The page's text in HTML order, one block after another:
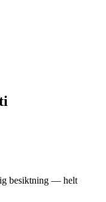
besiktning — helt